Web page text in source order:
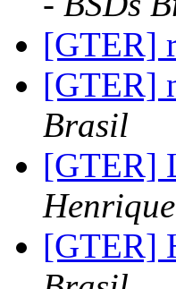
[GTER]
[GTER]
Brasil
[GTER]
[GTER]